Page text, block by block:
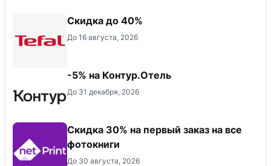
Скидка до 40%
До 16 августа, 2026
-5% на Контур.Отель
До 31 декабря, 2026
Cкидка 30% на первый заказ на все
фотокниги
До 30 августа, 2026